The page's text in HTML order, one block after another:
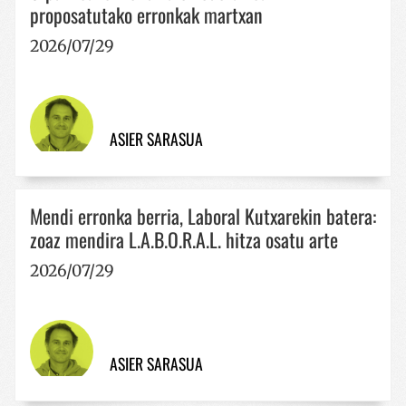
proposatutako erronkak martxan
2026/07/29
ASIER SARASUA
Mendi erronka berria, Laboral Kutxarekin batera:
zoaz mendira L.A.B.O.R.A.L. hitza osatu arte
2026/07/29
ASIER SARASUA
CookieScriptConsent